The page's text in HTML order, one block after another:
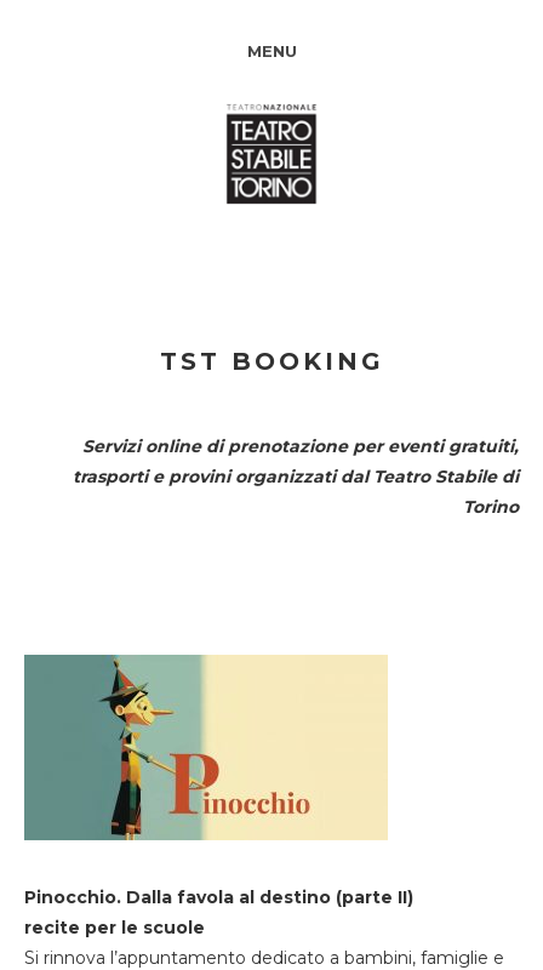
MENU
TST BOOKING
Servizi online di prenotazione per eventi gratuiti,
trasporti e provini organizzati dal Teatro Stabile di
Torino
Pinocchio. Dalla favola al destino (parte II)
recite per le scuole
Si rinnova l’appuntamento dedicato a bambini, famiglie e